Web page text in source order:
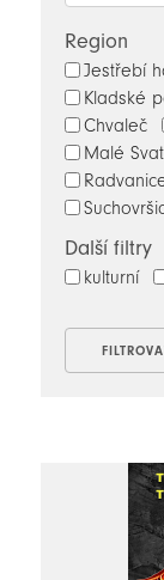
Region
Jestřebí
Kladské
Chvaleč
Malé
Další filtry
kulturní